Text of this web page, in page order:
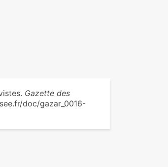
Gazette des
doc/gazar_0016-